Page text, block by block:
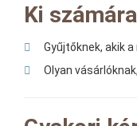
Ki
Gyűjtőknek, akik
Olyan